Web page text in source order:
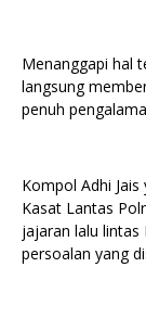
Menanggapi hal
langsung
penuh
Kompol Adhi
Kasat Lantas
jajaran lalu
persoalan yang